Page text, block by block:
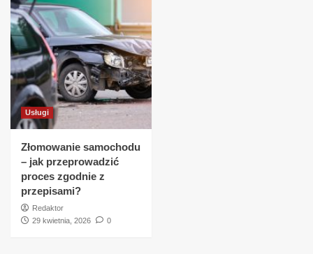
Usługi
Złomowanie samochodu
– jak przeprowadzić
proces zgodnie z
przepisami?
Redaktor
29 kwietnia, 2026
0